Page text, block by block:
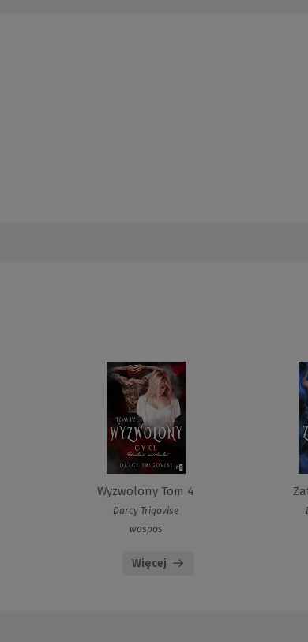
Wyzwolony Tom 4
Darcy Trigovise
waspos
Więcej